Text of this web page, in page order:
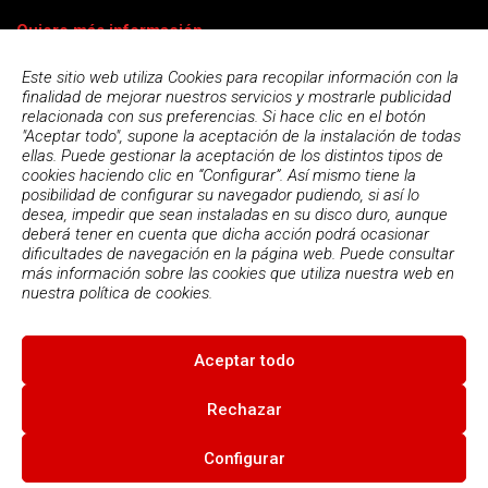
Este sitio web utiliza Cookies para recopilar información con la
finalidad de mejorar nuestros servicios y mostrarle publicidad
relacionada con sus preferencias. Si hace clic en el botón
"Aceptar todo", supone la aceptación de la instalación de todas
ellas. Puede gestionar la aceptación de los distintos tipos de
cookies haciendo clic en “Configurar”. Así mismo tiene la
posibilidad de configurar su navegador pudiendo, si así lo
desea, impedir que sean instaladas en su disco duro, aunque
deberá tener en cuenta que dicha acción podrá ocasionar
dificultades de navegación en la página web. Puede consultar
más información sobre las cookies que utiliza nuestra web en
nuestra política de cookies.
Aceptar todo
Rechazar
Configurar
Quiero más información
Acepto lapolítica de privacidad
© 2026
Condiciones de uso